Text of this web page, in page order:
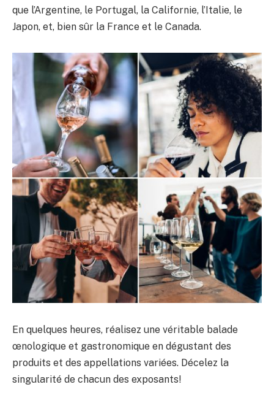
que l’Argentine, le Portugal, la Californie, l’Italie, le
Japon, et, bien sûr la France et le Canada.
En quelques heures, réalisez une véritable balade
œnologique et gastronomique en dégustant des
produits et des appellations variées. Décelez la
singularité de chacun des exposants!